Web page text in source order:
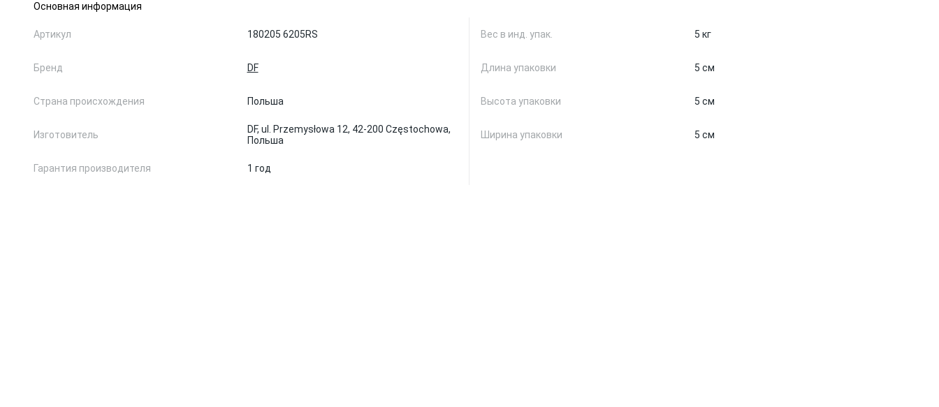
Основная информация
Артикул 180205 6205RS
Бренд DF
Страна происхождения Польша
Изготовитель
DF, ul. Przemysłowa 12, 42-200 Częstochowa,
Польша
Гарантия производителя 1 год
Вес в инд. упак. 5 кг
Длина упаковки 5 см
Высота упаковки 5 см
Ширина упаковки 5 см